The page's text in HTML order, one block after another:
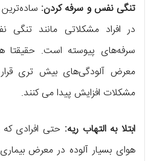
تنگی نفس و سرفه کردن:
در افراد مشکلاتی مانند
سرفه‌های پیوسته است. حقیقتا
معرض آلودگی‌های بیش تری
مشکلات افزایش پیدا می کنند.
ابتلا به التهاب ریه: حتی افرادی که
هوای بسیار آلوده در معرض